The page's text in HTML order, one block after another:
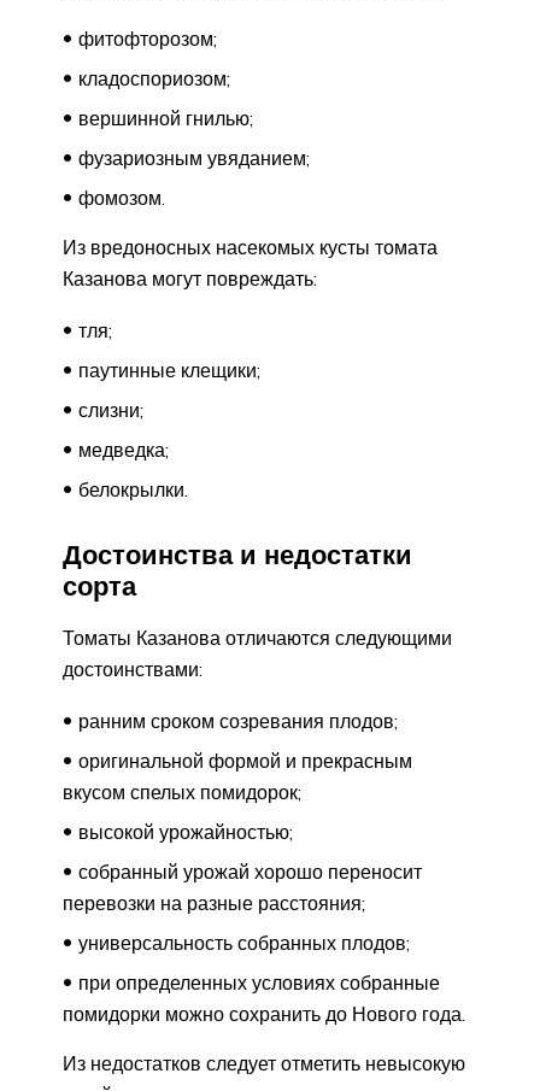
фитофторозом;
кладоспориозом;
вершинной гнилью;
фузариозным увяданием;
фомозом.
Из вредоносных насекомых кусты томата
Казанова могут повреждать:
тля;
паутинные клещики;
слизни;
медведка;
белокрылки.
Достоинства и недостатки
сорта
Томаты Казанова отличаются следующими
достоинствами:
ранним сроком созревания плодов;
оригинальной формой и прекрасным
вкусом спелых помидорок;
высокой урожайностью;
собранный урожай хорошо переносит
перевозки на разные расстояния;
универсальность собранных плодов;
при определенных условиях собранные
помидорки можно сохранить до Нового года.
Из недостатков следует отметить невысокую